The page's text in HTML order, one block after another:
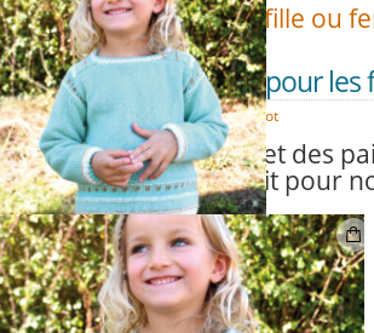
Alors, plutôt fille ou
DÉC
08
On adore tricoter pour les
Duvet d'Anjou Modèles tricot
Des rayures et des
c’est le combo parfait pour